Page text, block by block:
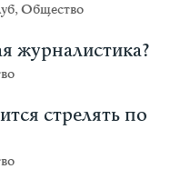
,Общество
журналистика?
стрелять по